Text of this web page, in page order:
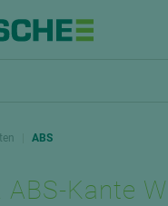
ABS
ABS-Kante